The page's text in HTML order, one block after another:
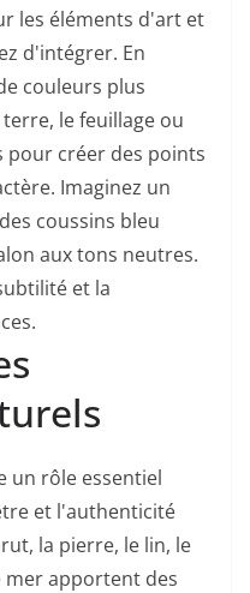
les éléments d'art et
d'intégrer. En
couleurs plus
le feuillage ou
pour créer des points
Imaginez un
coussins bleu
aux tons neutres.
et la
un rôle essentiel
et l'authenticité
la pierre, le lin, le
mer apportent des